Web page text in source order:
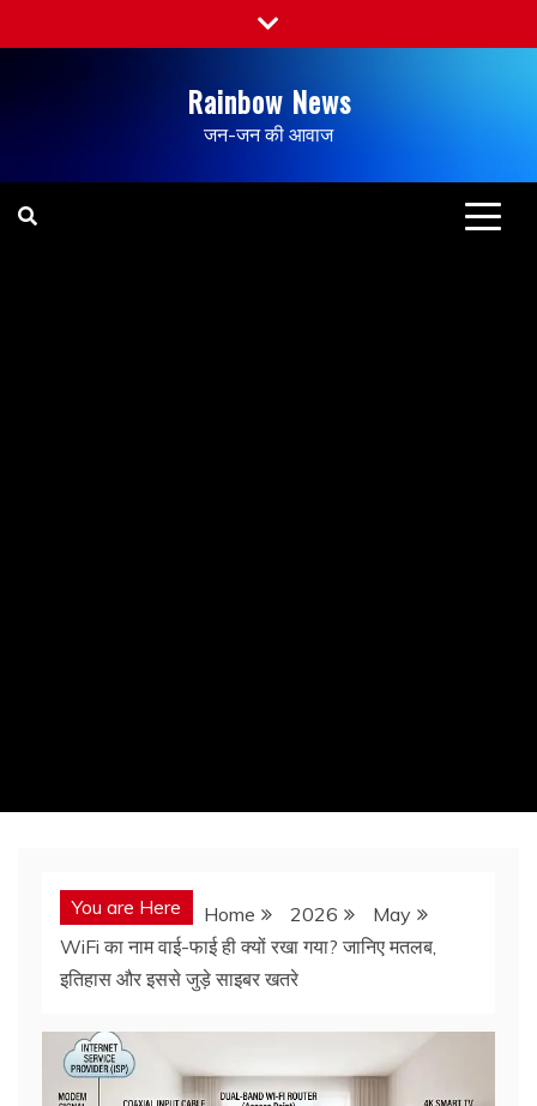
Rainbow News
जन-जन की आवाज
You are Here Home 2026
May
WiFi का नाम वाई-फाई ही क्यों रखा गया? जानिए मतलब,
इतिहास और इससे जुड़े साइबर खतरे